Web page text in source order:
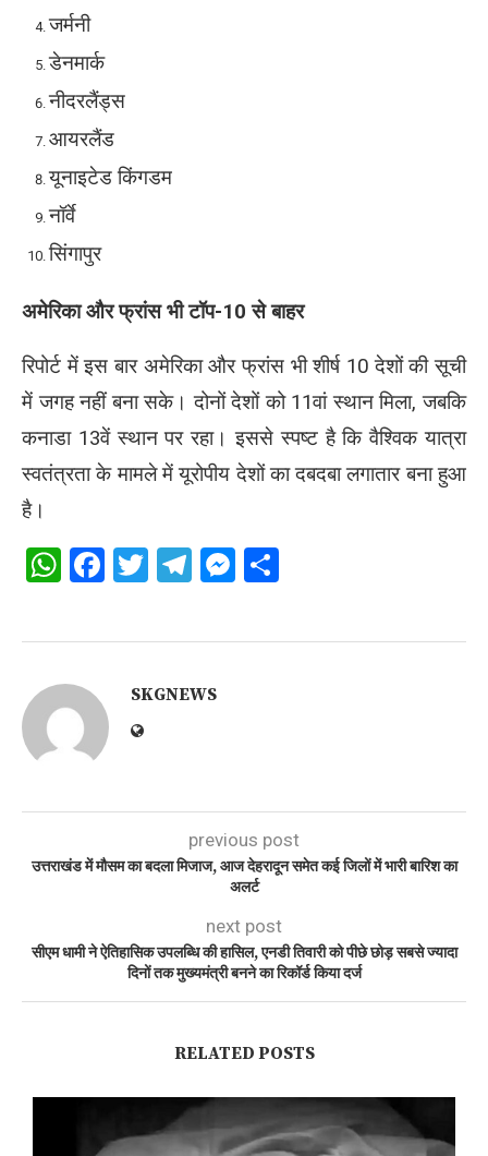
जर्मनी
डेनमार्क
नीदरलैंड्स
आयरलैंड
यूनाइटेड किंगडम
नॉर्वे
सिंगापुर
अमेरिका और फ्रांस भी टॉप-10 से बाहर
रिपोर्ट में इस बार अमेरिका और फ्रांस भी शीर्ष 10 देशों की सूची
में जगह नहीं बना सके। दोनों देशों को 11वां स्थान मिला, जबकि
कनाडा 13वें स्थान पर रहा। इससे स्पष्ट है कि वैश्विक यात्रा
स्वतंत्रता के मामले में यूरोपीय देशों का दबदबा लगातार बना हुआ
है।
WhatsApp
Facebook
Twitter
Telegram
Messenger
SKGNEWS
previous post
उत्तराखंड में मौसम का बदला मिजाज, आज देहरादून समेत कई जिलों में भारी बारिश का
अलर्ट
next post
सीएम धामी ने ऐतिहासिक उपलब्धि की हासिल, एनडी तिवारी को पीछे छोड़ सबसे ज्यादा
दिनों तक मुख्यमंत्री बनने का रिकॉर्ड किया दर्ज
RELATED POSTS